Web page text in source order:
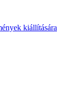
kiállítására